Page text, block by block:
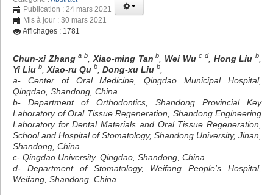
Publication : 24 mars 2021
Mis à jour : 30 mars 2021
Affichages : 1781
Chun-xi Zhang a b Xiao-ming Tan b Wei Wu c d Hong Liu b
Yi Liu b Xiao-ru Qu b Dong-xu Liu b
a- Center of Oral Medicine, Qingdao Municipal Hospital,
Qingdao, Shandong, China
b- Department of Orthodontics, Shandong Provincial Key
Laboratory of Oral Tissue Regeneration, Shandong Engineering
Laboratory for Dental Materials and Oral Tissue Regeneration,
School and Hospital of Stomatology, Shandong University, Jinan,
Shandong, China
c- Qingdao University, Qingdao, Shandong, China
d- Department of Stomatology, Weifang People's Hospital,
Weifang, Shandong, China